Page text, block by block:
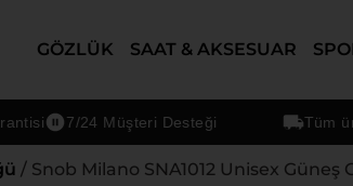
GÖZLÜK SAAT & AKSESUAR
7/24 Müşteri Desteği Tüm
/ Snob Milano SNA1012 Unisex Güneş